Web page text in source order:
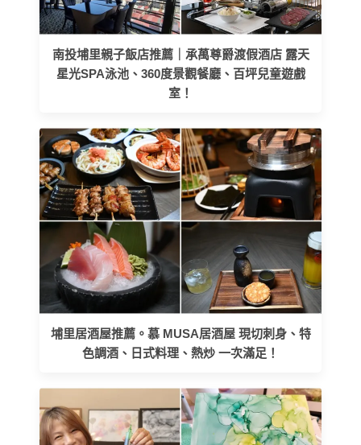
南投埔里親子飯店推薦｜承萬尊爵渡假酒店 露天
星光SPA泳池、360度景觀餐廳、百坪兒童遊戲
室！
埔里居酒屋推薦。慕 MUSA居酒屋 現切刺身、特
色調酒、日式料理、熱炒 一次滿足！